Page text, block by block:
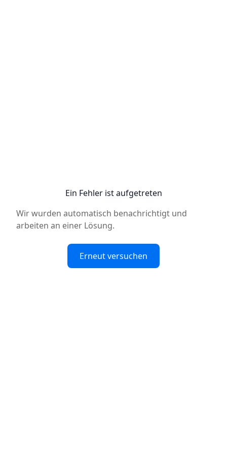
Ein Fehler ist aufgetreten
Wir wurden automatisch benachrichtigt und
arbeiten an einer Lösung.
Erneut versuchen